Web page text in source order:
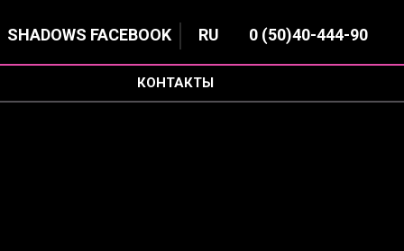
0 (50)40-444-90
SHADOWS FACEBOOK RU
КОНТАКТЫ